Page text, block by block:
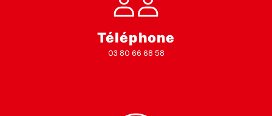
Téléphone
03 80 66 68 58